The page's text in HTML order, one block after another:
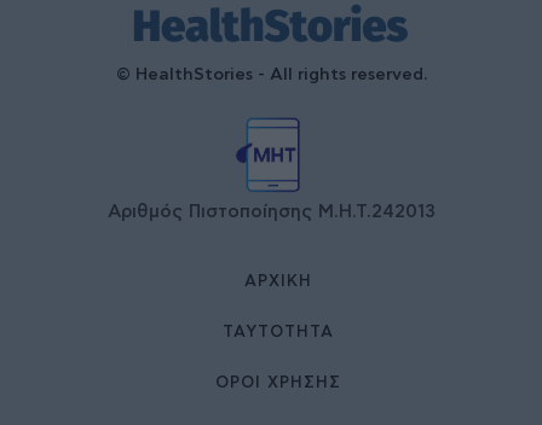
© HealthStories - All rights reserved.
Αριθμός Πιστοποίησης Μ.Η.Τ.242013
ΑΡΧΙΚΉ
ΤΑΥΤΌΤΗΤΑ
ΌΡΟΙ ΧΡΉΣΗΣ